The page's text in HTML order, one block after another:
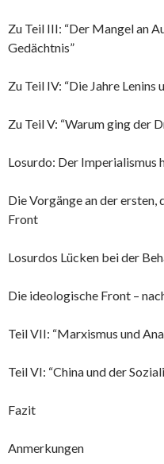
Zu Teil III: “Der Mangel an
Gedächtnis”
Zu Teil IV: “Die Jahre Lenins
Zu Teil V: “Warum ging der
Losurdo: Der Imperialismus
Die Vorgänge an der
Front
Losurdos Lücken bei der
Die ideologische Front –
Teil VII: “Marxismus und
Teil VI: “China und der
Fazit
Anmerkungen